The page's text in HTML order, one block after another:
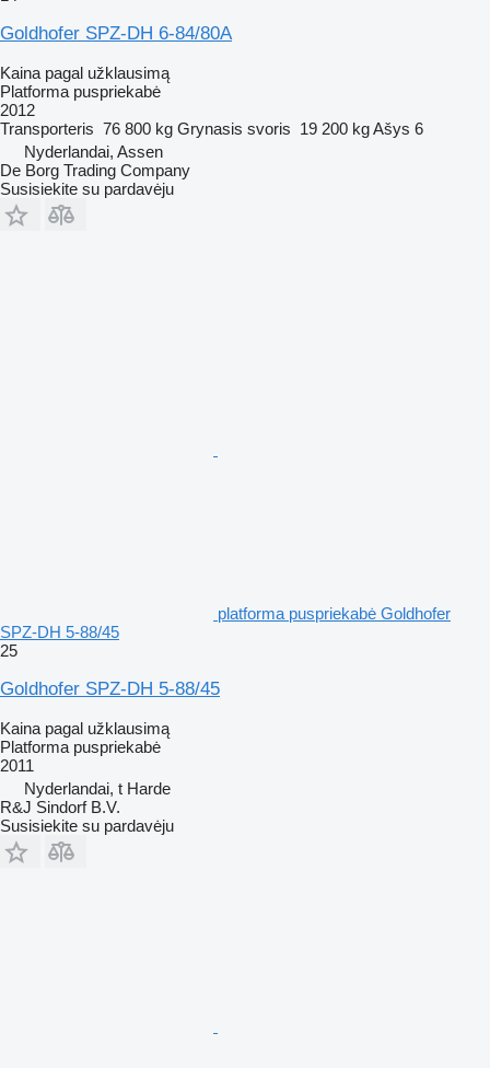
Goldhofer SPZ-DH 6-84/80A
Kaina pagal užklausimą
Platforma puspriekabė
2012
Transporteris 76 800 kg Grynasis svoris 19 200 kgAšys 6
Nyderlandai, Assen
De Borg Trading Company
Susisiekite su pardavėju
platforma puspriekabė Goldhofer
SPZ-DH 5-88/45
25
Goldhofer SPZ-DH 5-88/45
Kaina pagal užklausimą
Platforma puspriekabė
2011
Nyderlandai, t Harde
R&J Sindorf B.V.
Susisiekite su pardavėju